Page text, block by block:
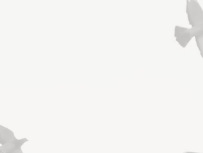
過ぎゆく日常という